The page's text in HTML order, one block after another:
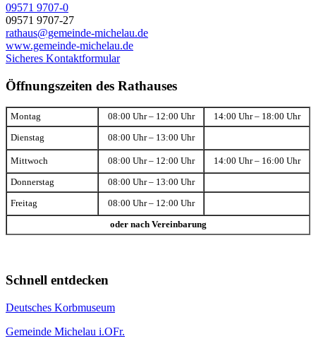
09571 9707-0
09571 9707-27
rathaus@gemeinde-michelau.de
www.gemeinde-michelau.de
Sicheres Kontaktformular
Öffnungszeiten des Rathauses
Montag 08:00 Uhr – 12:00 Uhr 14:00 Uhr – 18:00 Uhr
Dienstag 08:00 Uhr – 13:00 Uhr
Mittwoch 08:00 Uhr – 12:00 Uhr 14:00 Uhr – 16:00 Uhr
Donnerstag 08:00 Uhr – 13:00 Uhr
Freitag 08:00 Uhr – 12:00 Uhr
oder nach Vereinbarung
Schnell entdecken
Deutsches Korbmuseum
Gemeinde Michelau i.OFr.